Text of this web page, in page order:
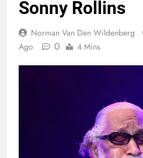
Sonny Rollins
Norman Van Den Wildenberg
Ago
0 4 Mins